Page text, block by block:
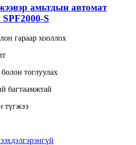
амьтдын автомат
S
гараар хооллох
тоглуулах
багтаамжтай
түгжээ
дэлгэрэнгүй